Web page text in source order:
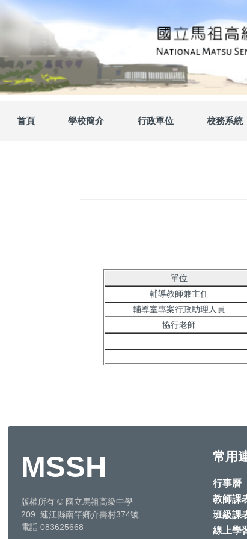
內
容
區
首頁 學校簡介 行政單位 校務系統
單位
輔導教師兼主任
輔導室專案行政助理人員
協行老師
MSSH
版權所有 © 國立馬祖高級中學
209 連江縣南竿鄉介壽村374號
電話 083625668
常用
行事曆
教師課
班級課
線上學